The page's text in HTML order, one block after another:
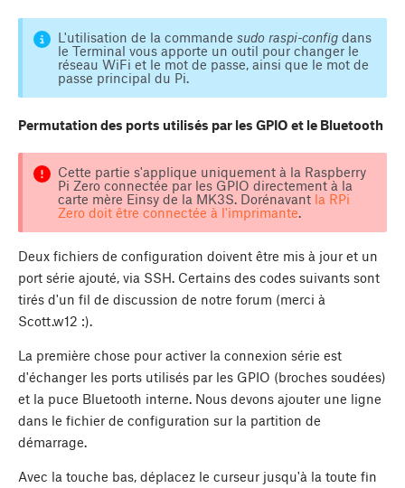
L'utilisation de la commande sudo raspi-configdans
le Terminal vous apporte un outil pour changer le
réseau WiFi et le mot de passe, ainsi que le mot de
passe principal du Pi.
Permutation des ports utilisés par les GPIO et le Bluetooth
Cette partie s'applique uniquement à la Raspberry
Pi Zero connectée par les GPIO directement à la
carte mère Einsy de la MK3S. Dorénavant la RPi
Zero doit être connectée à l'imprimante.
Deux fichiers de configuration doivent être mis à jour et un
port série ajouté, via SSH. Certains des codes suivants sont
tirés d'un fil de discussion de notre forum (merci à
Scott.w12 :).
La première chose pour activer la connexion série est
d'échanger les ports utilisés par les GPIO (broches soudées)
et la puce Bluetooth interne. Nous devons ajouter une ligne
dans le fichier de configuration sur la partition de
démarrage.
Avec la touche bas, déplacez le curseur jusqu'à la toute fin